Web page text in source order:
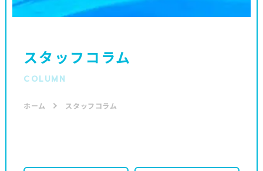
スタッフコラム
COLUMN
ホーム スタッフコラム